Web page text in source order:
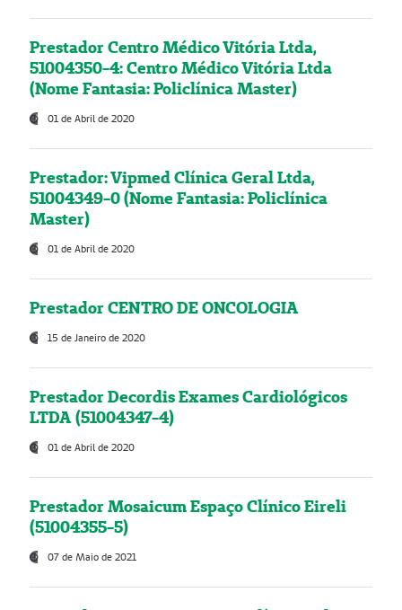
Prestador Centro Médico Vitória Ltda,
51004350-4: Centro Médico Vitória Ltda
(Nome Fantasia: Policlínica Master)
01 de Abril de 2020
Prestador: Vipmed Clínica Geral Ltda,
51004349-0 (Nome Fantasia: Policlínica
Master)
01 de Abril de 2020
Prestador CENTRO DE ONCOLOGIA
15 de Janeiro de 2020
Prestador Decordis Exames Cardiológicos
LTDA (51004347-4)
01 de Abril de 2020
Prestador Mosaicum Espaço Clínico Eireli
(51004355-5)
07 de Maio de 2021